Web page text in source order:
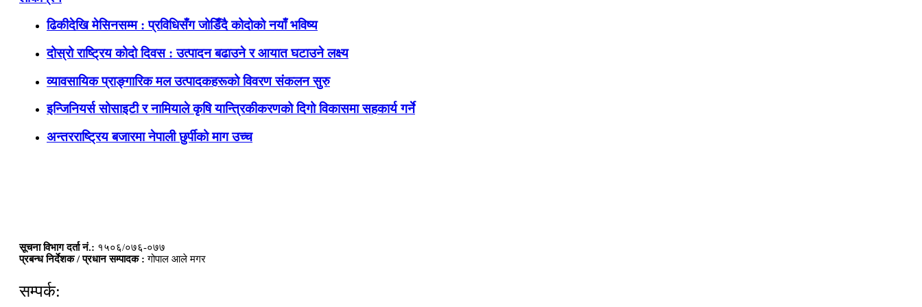
ढिकीदेखि मेसिनसम्म : प्रविधिसँग जोडिँदै कोदोको नयाँ भविष्य
दोस्रो राष्ट्रिय कोदो दिवस : उत्पादन बढाउने र आयात घटाउने लक्ष्य
व्यावसायिक प्राङ्गारिक मल उत्पादकहरूको विवरण संकलन सुरु
इन्जिनियर्स सोसाइटी र नामियाले कृषि यान्त्रिकीकरणको दिगो विकासमा सहकार्य गर्ने
अन्तरराष्ट्रिय बजारमा नेपाली छुर्पीको माग उच्च
सूचना विभाग दर्ता नं.: १५०६/०७६-०७७
प्रबन्ध निर्देशक / प्रधान सम्पादक : गोपाल आले मगर
सम्पर्क: